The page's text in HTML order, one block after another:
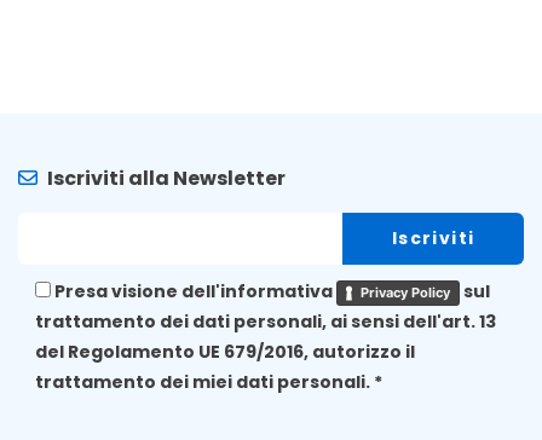
Iscriviti alla Newsletter
Presa visione dell'informativa Privacy Policy
sul
trattamento dei dati personali, ai sensi dell'art. 13
del Regolamento UE 679/2016, autorizzo il
trattamento dei miei dati personali. *